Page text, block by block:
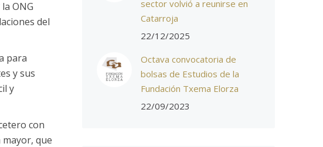
ONG
del
para
y sus
y
con
que
sector volvió a reunirse en
Catarroja
22/12/2025
Octava convocatoria de
bolsas de Estudios de la
Fundación Txema Elorza
22/09/2023